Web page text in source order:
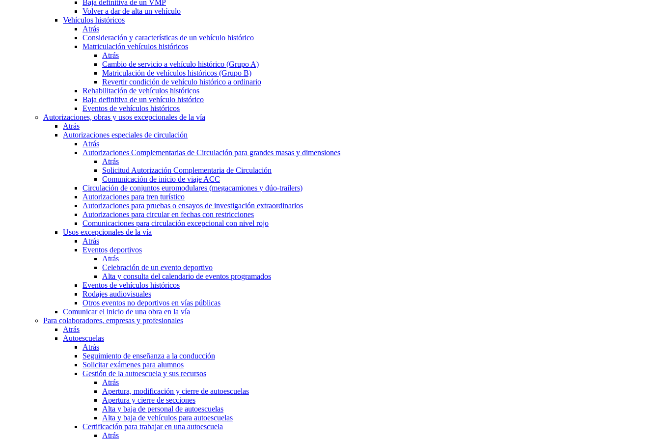
Baja definitiva de un VMP
Volver a dar de alta un vehículo
Vehículos históricos
Atrás
Consideración y características de un vehículo histórico
Matriculación vehículos históricos
Atrás
Cambio de servicio a vehículo histórico (Grupo A)
Matriculación de vehículos históricos (Grupo B)
Revertir condición de vehículo histórico a ordinario
Rehabilitación de vehículos históricos
Baja definitiva de un vehículo histórico
Eventos de vehículos históricos
Autorizaciones, obras y usos excepcionales de la vía
Atrás
Autorizaciones especiales de circulación
Atrás
Autorizaciones Complementarias de Circulación para grandes masas y dimensiones
Atrás
Solicitud Autorización Complementaria de Circulación
Comunicación de inicio de viaje ACC
Circulación de conjuntos euromodulares (megacamiones y dúo-trailers)
Autorizaciones para tren turístico
Autorizaciones para pruebas o ensayos de investigación extraordinarios
Autorizaciones para circular en fechas con restricciones
Comunicaciones para circulación excepcional con nivel rojo
Usos excepcionales de la vía
Atrás
Eventos deportivos
Atrás
Celebración de un evento deportivo
Alta y consulta del calendario de eventos programados
Eventos de vehículos históricos
Rodajes audiovisuales
Otros eventos no deportivos en vías públicas
Comunicar el inicio de una obra en la vía
Para colaboradores, empresas y profesionales
Atrás
Autoescuelas
Atrás
Seguimiento de enseñanza a la conducción
Solicitar exámenes para alumnos
Gestión de la autoescuela y sus recursos
Atrás
Apertura, modificación y cierre de autoescuelas
Apertura y cierre de secciones
Alta y baja de personal de autoescuelas
Alta y baja de vehículos para autoescuelas
Certificación para trabajar en una autoescuela
Atrás